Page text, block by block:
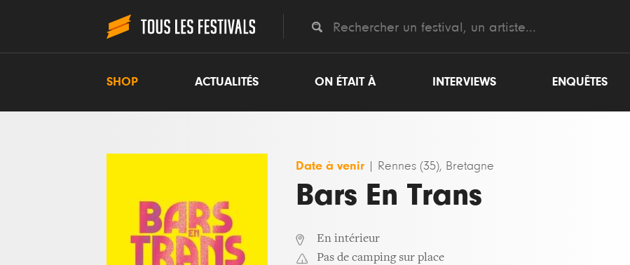
SHOP ACTUALITÉS ON ÉTAIT À INTERVIEWS ENQUÊTES
Date à venir Rennes (35), Bretagne
Bars En Trans
En intérieur
Pas de camping sur place